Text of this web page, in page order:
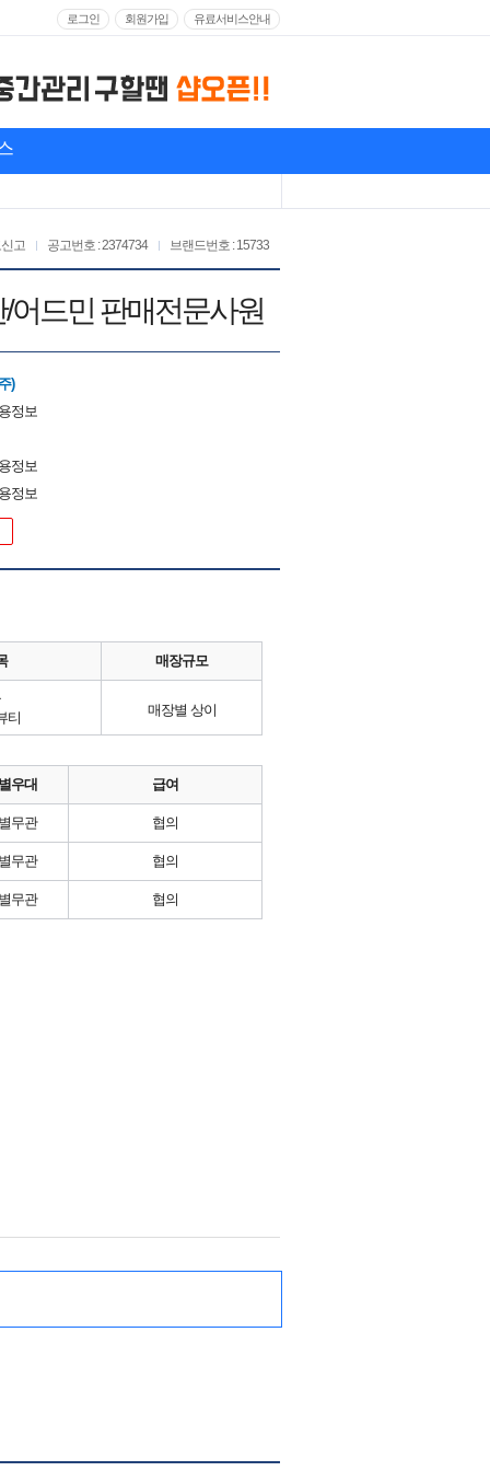
로그인 회원가입 유료서비스안내
브랜드번호 : 15733
공고번호 : 2374734
고
어드민 판매전문사원
)
정보
정보
정보
매장규모
티
매장별 상이
우대 급여
무관 협의
무관 협의
무관 협의